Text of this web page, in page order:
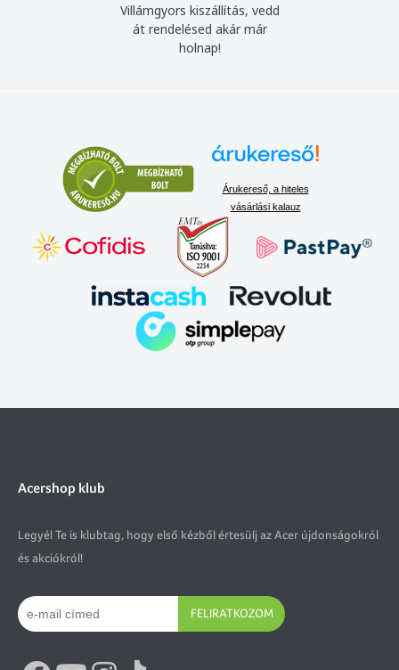
Villámgyors kiszállítás, vedd
át rendelésed akár már
holnap!
Árukereső, a hiteles
vásárlási kalauz
Acershop klub
Legyél Te is klubtag, hogy első kézből értesülj az Acer újdonságokról
és akciókról!
FELIRATKOZOM